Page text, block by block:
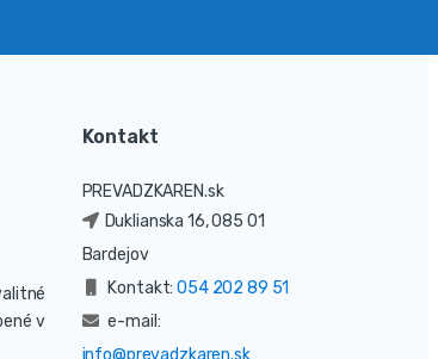
v
Kontakt
PREVADZKAREN.sk
Duklianska 16, 085 01
Bardejov
Kontakt:054 202 89 51
e-mail: